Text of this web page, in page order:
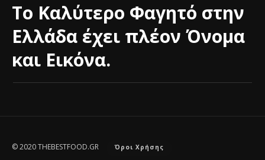
Το Καλύτερο Φαγητό στην
Ελλάδα έχει πλέον Όνομα
και Εικόνα.
© 2020 THEBESTFOOD.GR Όροι Χρήσης